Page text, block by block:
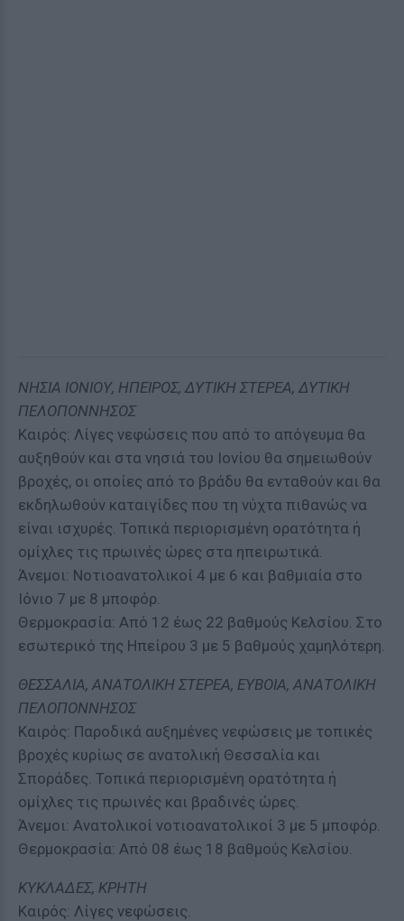
ΝΗΣΙΑ ΙΟΝΙΟΥ, ΗΠΕΙΡΟΣ, ΔΥΤΙΚΗ ΣΤΕΡΕΑ, ΔΥΤΙΚΗ
ΠΕΛΟΠΟΝΝΗΣΟΣ
Καιρός: Λίγες νεφώσεις που από το απόγευμα θα
αυξηθούν και στα νησιά του Ιονίου θα σημειωθούν
βροχές, οι οποίες από το βράδυ θα ενταθούν και θα
εκδηλωθούν καταιγίδες που τη νύχτα πιθανώς να
είναι ισχυρές. Τοπικά περιορισμένη ορατότητα ή
ομίχλες τις πρωινές ώρες στα ηπειρωτικά.
Άνεμοι: Νοτιοανατολικοί 4 με 6 και βαθμιαία στο
Ιόνιο 7 με 8 μποφόρ.
Θερμοκρασία: Από 12 έως 22 βαθμούς Κελσίου. Στο
εσωτερικό της Ηπείρου 3 με 5 βαθμούς χαμηλότερη.
ΘΕΣΣΑΛΙΑ, ΑΝΑΤΟΛΙΚΗ ΣΤΕΡΕΑ, ΕΥΒΟΙΑ, ΑΝΑΤΟΛΙΚΗ
ΠΕΛΟΠΟΝΝΗΣΟΣ
Καιρός: Παροδικά αυξημένες νεφώσεις με τοπικές
βροχές κυρίως σε ανατολική Θεσσαλία και
Σποράδες. Τοπικά περιορισμένη ορατότητα ή
ομίχλες τις πρωινές και βραδινές ώρες.
Άνεμοι: Ανατολικοί νοτιοανατολικοί 3 με 5 μποφόρ.
Θερμοκρασία: Από 08 έως 18 βαθμούς Κελσίου.
ΚΥΚΛΑΔΕΣ, ΚΡΗΤΗ
Καιρός: Λίγες νεφώσεις.